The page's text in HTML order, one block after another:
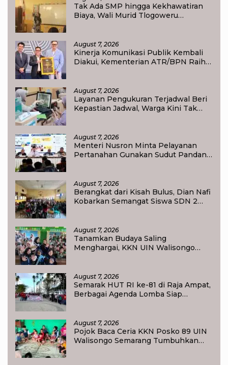
Tak Ada SMP hingga Kekhawatiran
Biaya, Wali Murid Tlogoweru
August 7, 2026
Kinerja Komunikasi Publik Kembali
Diakui, Kementerian ATR/BPN Raih
August 7, 2026
Layanan Pengukuran Terjadwal Beri
Kepastian Jadwal, Warga Kini Tak
August 7, 2026
Menteri Nusron Minta Pelayanan
Pertanahan Gunakan Sudut Pandang
August 7, 2026
Berangkat dari Kisah Bulus, Dian Nafi
Kobarkan Semangat Siswa SDN 2
August 7, 2026
Tanamkan Budaya Saling
Menghargai, KKN UIN Walisongo
August 7, 2026
Semarak HUT RI ke-81 di Raja Ampat,
Berbagai Agenda Lomba Siap
August 7, 2026
Pojok Baca Ceria KKN Posko 89 UIN
Walisongo Semarang Tumbuhkan